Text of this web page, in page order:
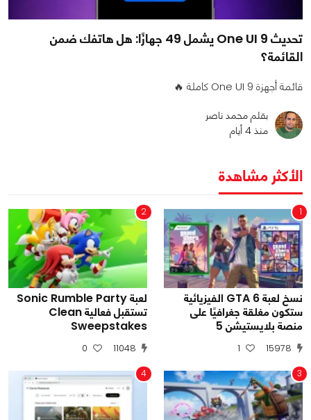
تحديث One UI 9 يشمل 49 جهازًا: هل هاتفك ضمن
القائمة؟
قائمة أجهزة One UI 9 كاملة 🔥
بقلم محمد ناصر
منذ 4 أيام
الأكثر مشاهدة
1
نسخ لعبة GTA 6 الفيزيائية
ستكون مغلقة جغرافيًا على
منصة بلايستيشن 5
15978
1
2
لعبة Sonic Rumble Party
تستقبل فعالية Clean
Sweepstakes
11048
0
3
4